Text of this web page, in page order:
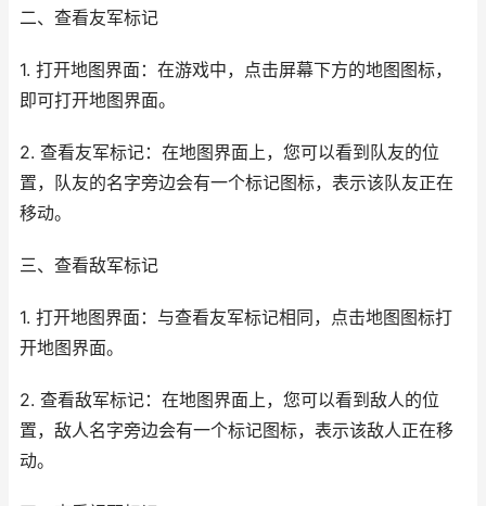
二、查看友军标记
1. 打开地图界面：在游戏中，点击屏幕下方的地图图标，
即可打开地图界面。
2. 查看友军标记：在地图界面上，您可以看到队友的位
置，队友的名字旁边会有一个标记图标，表示该队友正在
移动。
三、查看敌军标记
1. 打开地图界面：与查看友军标记相同，点击地图图标打
开地图界面。
2. 查看敌军标记：在地图界面上，您可以看到敌人的位
置，敌人名字旁边会有一个标记图标，表示该敌人正在移
动。